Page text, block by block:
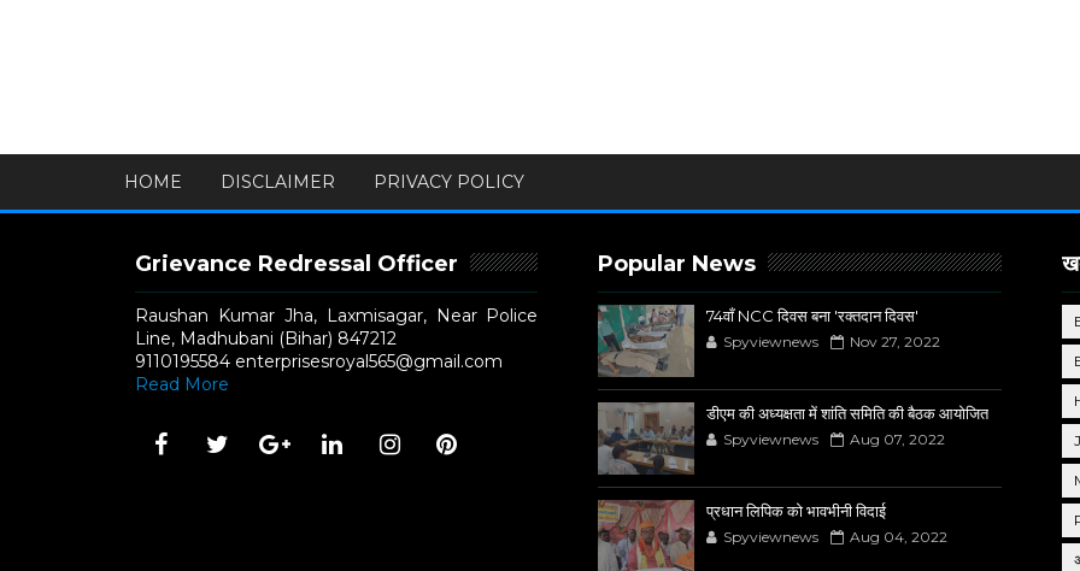
HOME DISCLAIMER PRIVACY POLICY
Grievance Redressal Officer
Raushan Kumar Jha, Laxmisagar, Near Police
Line, Madhubani (Bihar) 847212
9110195584 enterprisesroyal565@gmail.com
Read More
Popular News
74वाँ NCC दिवस बना 'रक्तदान दिवस'
Spyviewnews Nov 27, 2022
डीएम की अध्यक्षता में शांति समिति की बैठक आयोजित
Spyviewnews Aug 07, 2022
प्रधान लिपिक को भावभीनी विदाई
Spyviewnews Aug 04, 2022